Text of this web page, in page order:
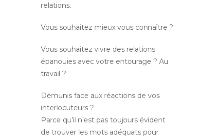
relations.
Vous souhaitez mieux vous connaître ?
Vous souhaitez vivre des relations
épanouies avec votre entourage ? Au
travail ?
Démunis face aux réactions de vos
interlocuteurs ?
Parce qu’il n’est pas toujours évident
de trouver les mots adéquats pour